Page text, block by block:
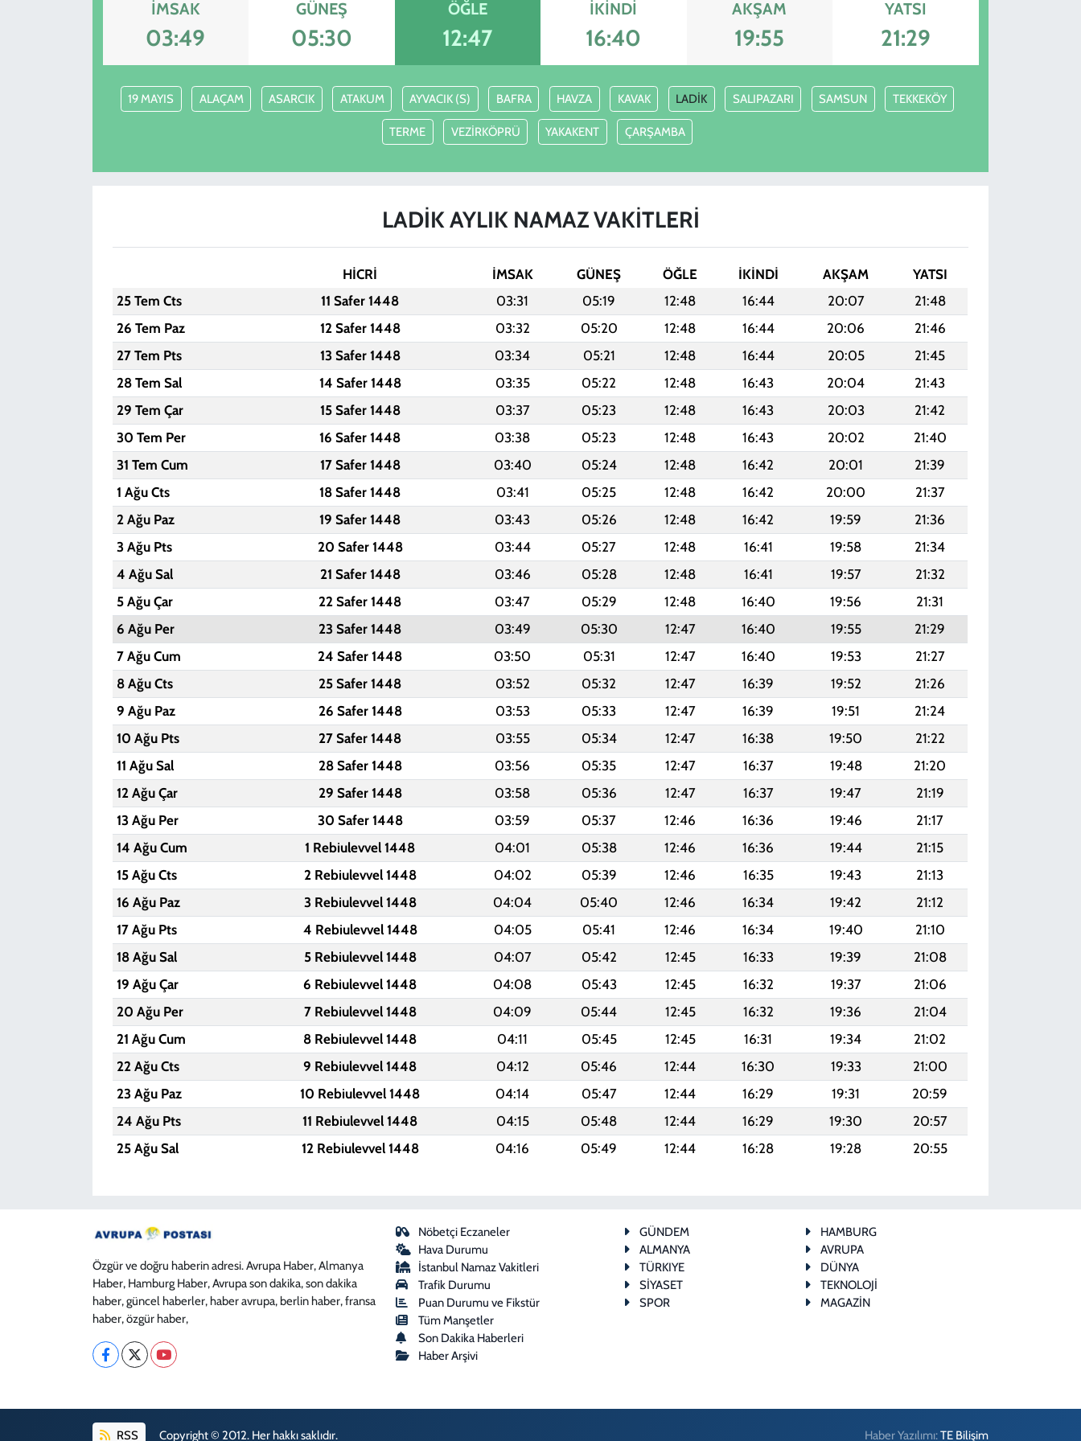
İMSAK
03:49
GÜNEŞ
05:30
ÖĞLE
12:47
İKINDI
16:40
AKŞAM
19:55
YATSI
21:29
19 MAYIS ALAÇAM ASARCIK ATAKUM AYVACIK (S) BAFRA HAVZA KAVAK LADİK SALIPAZARI SAMSUN TEKKEKÖY
TERME VEZİRKÖPRÜ YAKAKENT ÇARŞAMBA
LADİK AYLIK NAMAZ VAKITLERI
HİCRİ İMSAK GÜNEŞ ÖĞLE İKINDI AKŞAM
YATSI
25 Tem Cts
11 Safer 1448 03:31 05:19 12:48 16:44 20:07
21:48
26 Tem Paz
12 Safer 1448 03:32 05:20 12:48 16:44 20:06
21:46
27 Tem Pts
13 Safer 1448 03:34 05:21 12:48 16:44 20:05
21:45
28 Tem Sal
14 Safer 1448 03:35 05:22 12:48 16:43 20:04
21:43
29 Tem Çar
15 Safer 1448 03:37 05:23 12:48 16:43 20:03
21:42
30 Tem Per
16 Safer 1448 03:38 05:23 12:48 16:43 20:02
21:40
31 Tem Cum
17 Safer 1448 03:40 05:24 12:48 16:42 20:01
21:39
1 Ağu Cts
18 Safer 1448 03:41 05:25 12:48 16:42 20:00
21:37
2 Ağu Paz
19 Safer 1448 03:43 05:26 12:48 16:42 19:59
21:36
3 Ağu Pts
20 Safer 1448 03:44 05:27 12:48 16:41 19:58
21:34
4 Ağu Sal
21 Safer 1448 03:46 05:28 12:48 16:41 19:57
21:32
5 Ağu Çar
22 Safer 1448 03:47 05:29 12:48 16:40 19:56
21:31
6 Ağu Per
23 Safer 1448 03:49 05:30 12:47 16:40 19:55
21:29
7 Ağu Cum
24 Safer 1448 03:50 05:31 12:47 16:40 19:53
21:27
8 Ağu Cts
25 Safer 1448 03:52 05:32 12:47 16:39 19:52
21:26
9 Ağu Paz
26 Safer 1448 03:53 05:33 12:47 16:39 19:51
21:24
10 Ağu Pts
27 Safer 1448 03:55 05:34 12:47 16:38 19:50
21:22
11 Ağu Sal
28 Safer 1448 03:56 05:35 12:47 16:37 19:48
21:20
12 Ağu Çar
29 Safer 1448 03:58 05:36 12:47 16:37 19:47
21:19
13 Ağu Per
30 Safer 1448 03:59 05:37 12:46 16:36 19:46
21:17
14 Ağu Cum
1 Rebiulevvel 1448 04:01 05:38 12:46 16:36 19:44
21:15
15 Ağu Cts
2 Rebiulevvel 1448 04:02 05:39 12:46 16:35 19:43
21:13
16 Ağu Paz
3 Rebiulevvel 1448 04:04 05:40 12:46 16:34 19:42
21:12
17 Ağu Pts
4 Rebiulevvel 1448 04:05 05:41 12:46 16:34 19:40
21:10
18 Ağu Sal
5 Rebiulevvel 1448 04:07 05:42 12:45 16:33 19:39
21:08
19 Ağu Çar
6 Rebiulevvel 1448 04:08 05:43 12:45 16:32 19:37
21:06
20 Ağu Per
7 Rebiulevvel 1448 04:09 05:44 12:45 16:32 19:36
21:04
21 Ağu Cum
8 Rebiulevvel 1448 04:11 05:45 12:45 16:31 19:34
21:02
22 Ağu Cts
9 Rebiulevvel 1448 04:12 05:46 12:44 16:30 19:33
21:00
23 Ağu Paz
10 Rebiulevvel 1448 04:14 05:47 12:44 16:29 19:31
20:59
24 Ağu Pts
11 Rebiulevvel 1448 04:15 05:48 12:44 16:29 19:30
20:57
25 Ağu Sal
12 Rebiulevvel 1448 04:16 05:49 12:44 16:28 19:28 20:55
Özgür ve doğru haberin adresi. Avrupa Haber, Almanya
Haber, Hamburg Haber, Avrupa son dakika, son dakika
haber, güncel haberler, haber avrupa, berlin haber, fransa
haber, özgür haber,
Nöbetçi Eczaneler
Hava Durumu
İstanbul Namaz Vakitleri
Trafik Durumu
Puan Durumu ve Fikstür
Tüm Manşetler
Son Dakika Haberleri
Haber Arşivi
GÜNDEM
HAMBURG
ALMANYA
AVRUPA
TÜRKIYE
DÜNYA
SİYASET
TEKNOLOJİ
SPOR
MAGAZİN
RSS Copyright © 2012. Her hakkı saklıdır. Haber Yazılımı:TE Bilişim
YAZARLAR